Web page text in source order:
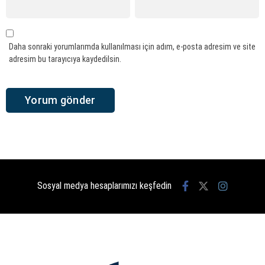
Daha sonraki yorumlarımda kullanılması için adım, e-posta adresim ve site
adresim bu tarayıcıya kaydedilsin.
Sosyal medya hesaplarımızı keşfedin